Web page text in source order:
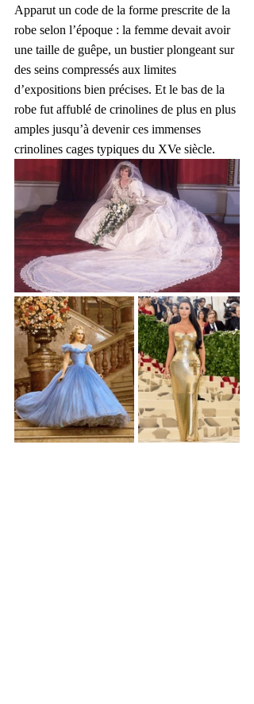
Apparut un code de la forme prescrite de la
robe selon l’époque : la femme devait avoir
une taille de guêpe, un bustier plongeant sur
des seins compressés aux limites
d’expositions bien précises. Et le bas de la
robe fut affublé de crinolines de plus en plus
amples jusqu’à devenir ces immenses
crinolines cages typiques du XVe siècle.